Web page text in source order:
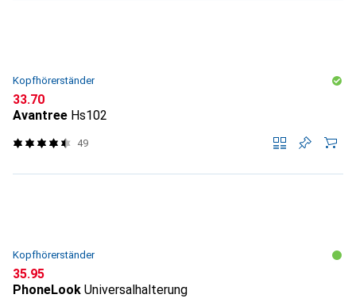
Kopfhörerständer
CHF
33.70
Avantree Hs102
49
Kopfhörerständer
CHF
35.95
PhoneLook Universalhalterung